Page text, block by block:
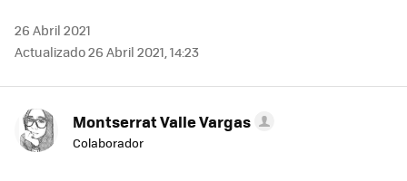
26 Abril 2021
Actualizado 26 Abril 2021, 14:23
Montserrat Valle Vargas
Colaborador